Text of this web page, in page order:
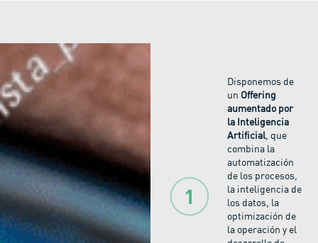
Disponemos de
un Offering
aumentado por
la Inteligencia
Artificial, que
combina la
automatización
de los procesos,
la inteligencia de
los datos, la
optimización de
la operación y el